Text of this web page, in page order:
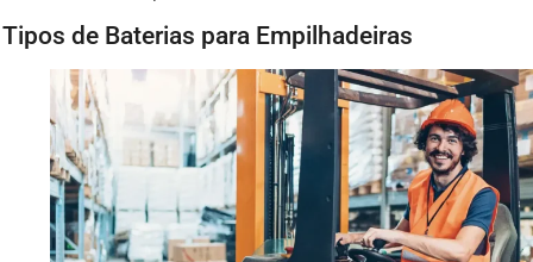
Tipos de Baterias para Empilhadeiras